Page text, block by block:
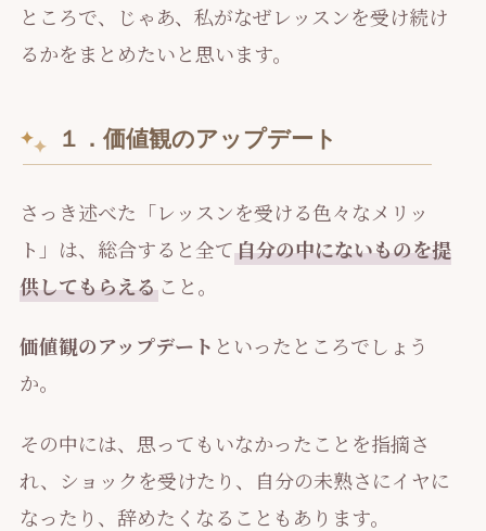
ところで、じゃあ、私がなぜレッスンを受け続け
るかをまとめたいと思います。
１．価値観のアップデート
さっき述べた「レッスンを受ける色々なメリッ
ト」は、総合すると全て自分の中にないものを提
供してもらえること。
価値観のアップデート といったところでしょう
か。
その中には、思ってもいなかったことを指摘さ
れ、ショックを受けたり、自分の未熟さにイヤに
なったり、辞めたくなることもあります。